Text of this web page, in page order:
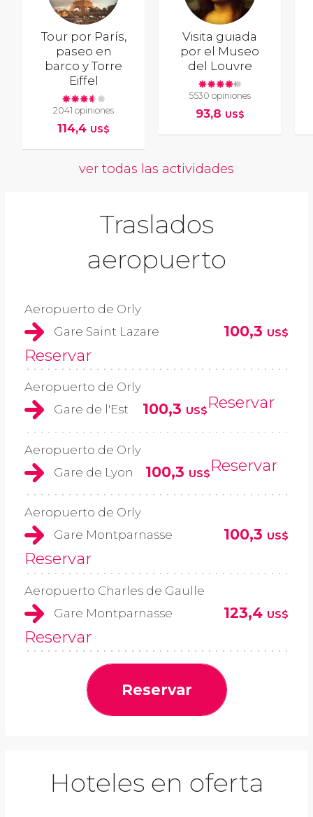
Tour por París,
paseo en
barco y Torre
Eiffel
2041 opiniones
114,4 US$
Visita guiada
por el Museo
del Louvre
5530 opiniones
93,8 US$
ver todas las actividades
Traslados
aeropuerto
Aeropuerto de Orly
Gare Saint Lazare
100,3 US$
Reservar
Aeropuerto de Orly
Gare de l'Est
100,3 US$Reservar
Aeropuerto de Orly
Gare de Lyon
100,3 US$Reservar
Aeropuerto de Orly
Gare Montparnasse
100,3 US$
Reservar
Aeropuerto Charles de Gaulle
Gare Montparnasse
123,4 US$
Reservar
Reservar
Hoteles en oferta